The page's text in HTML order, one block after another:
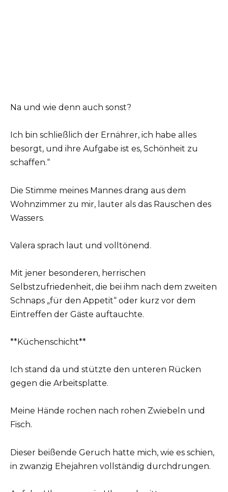
Na und wie denn auch sonst?
Ich bin schließlich der Ernährer, ich habe alles
besorgt, und ihre Aufgabe ist es, Schönheit zu
schaffen.“
Die Stimme meines Mannes drang aus dem
Wohnzimmer zu mir, lauter als das Rauschen des
Wassers.
Valera sprach laut und volltönend.
Mit jener besonderen, herrischen
Selbstzufriedenheit, die bei ihm nach dem zweiten
Schnaps „für den Appetit“ oder kurz vor dem
Eintreffen der Gäste auftauchte.
**Küchenschicht**
Ich stand da und stützte den unteren Rücken
gegen die Arbeitsplatte.
Meine Hände rochen nach rohen Zwiebeln und
Fisch.
Dieser beißende Geruch hatte mich, wie es schien,
in zwanzig Ehejahren vollständig durchdrungen.